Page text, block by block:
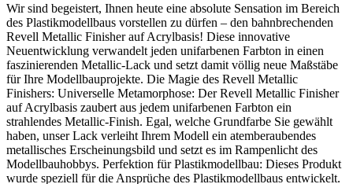
Wir sind begeistert, Ihnen heute eine absolute Sensation im Bereich
des Plastikmodellbaus vorstellen zu dürfen – den bahnbrechenden
Revell Metallic Finisher auf Acrylbasis! Diese innovative
Neuentwicklung verwandelt jeden unifarbenen Farbton in einen
faszinierenden Metallic-Lack und setzt damit völlig neue Maßstäbe
für Ihre Modellbauprojekte. Die Magie des Revell Metallic
Finishers: Universelle Metamorphose: Der Revell Metallic Finisher
auf Acrylbasis zaubert aus jedem unifarbenen Farbton ein
strahlendes Metallic-Finish. Egal, welche Grundfarbe Sie gewählt
haben, unser Lack verleiht Ihrem Modell ein atemberaubendes
metallisches Erscheinungsbild und setzt es im Rampenlicht des
Modellbauhobbys. Perfektion für Plastikmodellbau: Dieses Produkt
wurde speziell für die Ansprüche des Plastikmodellbaus entwickelt.